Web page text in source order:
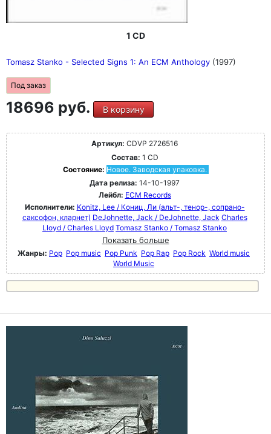
1 CD
Tomasz Stanko - Selected Signs 1: An ECM Anthology (1997)
Под заказ
18696 руб. В корзину
Артикул: CDVP 2726516
Состав: 1 CD
Состояние: Новое. Заводская упаковка.
Дата релиза: 14-10-1997
Лейбл: ECM Records
Исполнители: Konitz, Lee / Кониц, Ли (альт-, тенор-, сопрано-
саксофон, кларнет) DeJohnette, Jack / DeJohnette, Jack Charles
Lloyd / Charles Lloyd Tomasz Stanko / Tomasz Stanko
Показать больше
Жанры: Pop Pop music Pop Punk Pop Rap Pop Rock World music
World Music